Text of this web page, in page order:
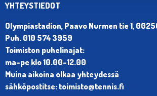
YHTEYSTIEDOT
Olympiastadion, Paavo Nurmen tie 1,
Puh. 010 574 3959
Toimiston puhelinajat:
ma-pe klo 10.00-12.00
Muina aikoina olkaa yhteydessä
sähköpostitse: toimisto@tennis.fi